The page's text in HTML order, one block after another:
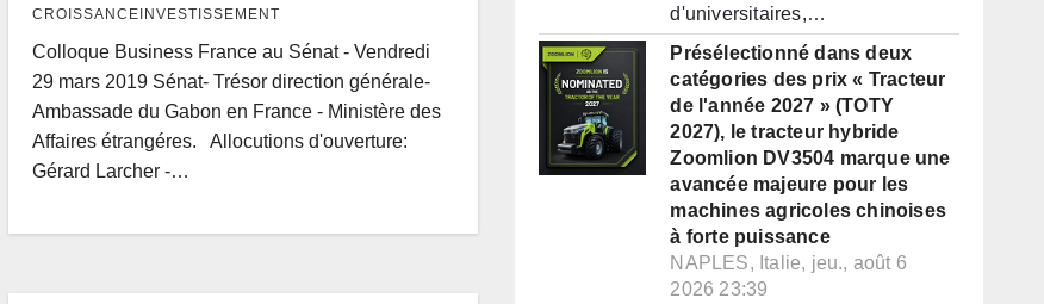
CROISSANCEINVESTISSEMENT
Colloque Business France au Sénat - Vendredi
29 mars 2019 Sénat- Trésor direction générale-
Ambassade du Gabon en France - Ministère des
Affaires étrangéres. Allocutions d'ouverture:
Gérard Larcher -…
d'universitaires,…
Présélectionné dans deux
catégories des prix « Tracteur
de l'année 2027 » (TOTY
2027), le tracteur hybride
Zoomlion DV3504 marque une
avancée majeure pour les
machines agricoles chinoises
à forte puissance
NAPLES, Italie, jeu., août 6
2026 23:39